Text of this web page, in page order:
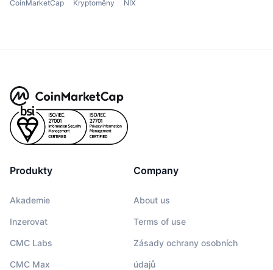
CoinMarketCap Kryptoměny NIX
Produkty
Akademie
Inzerovat
CMC Labs
CMC Max
Company
About us
Terms of use
Zásady ochrany osobních
údajů